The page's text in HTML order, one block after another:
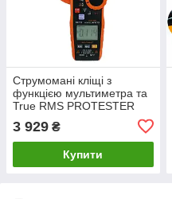
Струмомані кліщі з
функцією мультиметра та
True RMS PROTESTER
3 929 ₴
Купити